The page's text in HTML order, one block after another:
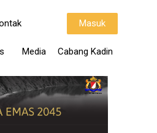
Masuk
Media Cabang Kadin